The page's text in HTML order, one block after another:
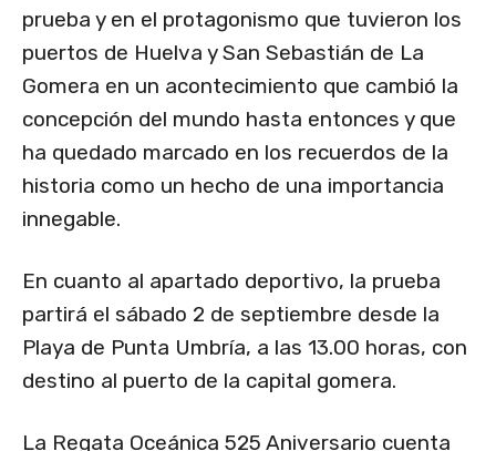
prueba y en el protagonismo que tuvieron los
puertos de Huelva y San Sebastián de La
Gomera en un acontecimiento que cambió la
concepción del mundo hasta entonces y que
ha quedado marcado en los recuerdos de la
historia como un hecho de una importancia
innegable.
En cuanto al apartado deportivo, la prueba
partirá el sábado 2 de septiembre desde la
Playa de Punta Umbría, a las 13.00 horas, con
destino al puerto de la capital gomera.
La Regata Oceánica 525 Aniversario cuenta